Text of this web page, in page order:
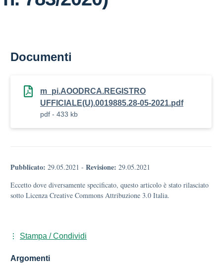
Documenti
m_pi.AOODRCA.REGISTRO
UFFICIALE(U).0019885.28-05-2021.pdf
pdf - 433 kb
Pubblicato: 29.05.2021 - Revisione: 29.05.2021
Eccetto dove diversamente specificato, questo articolo è stato rilasciato
sotto Licenza Creative Commons Attribuzione 3.0 Italia.
Stampa / Condividi
Argomenti